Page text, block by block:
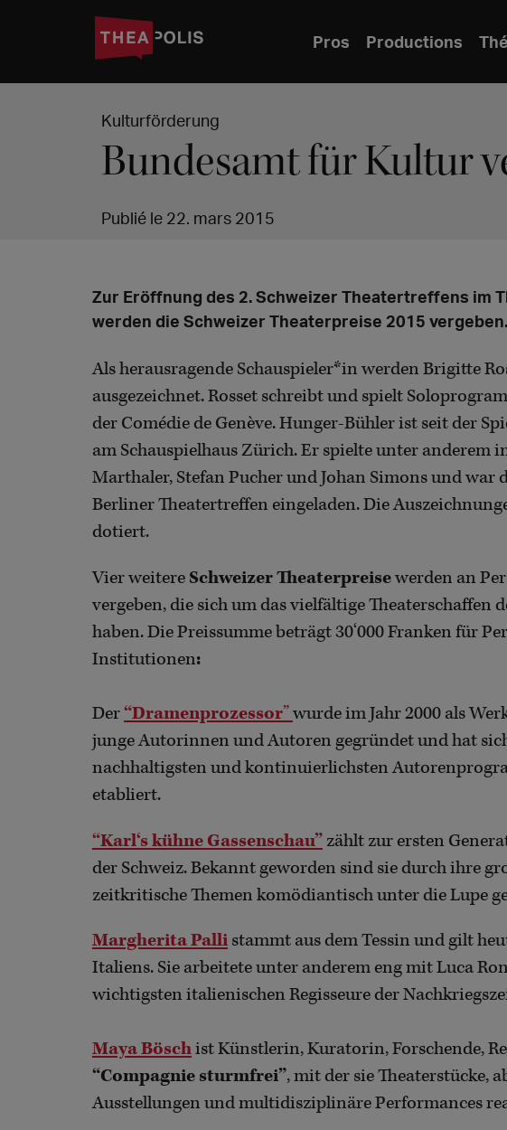
Pros Productions
Kulturförderung
Bundesamt für Kultur
Publié le 22. mars 2015
Zur Eröffnung des 2. Schweizer Theatertreffens im
werden die Schweizer Theaterpreise 2015 vergeben.
Als herausragende Schauspieler*in werden Brigitte
ausgezeichnet. Rosset schreibt und spielt
der Comédie de Genève. Hunger-Bühler ist seit der
am Schauspielhaus Zürich. Er spielte unter anderem
Marthaler, Stefan Pucher und Johan Simons und
Berliner Theatertreffen eingeladen. Die
dotiert.
Vier weitere Schweizer Theaterpreisewerden an
vergeben, die sich um das vielfältige Theaterschaffen
haben. Die Preissumme beträgt 30‘000 Franken für
Institutionen:
Der“Dramenprozessor”wurde im Jahr 2000 als
junge Autorinnen und Autoren gegründet und hat
nachhaltigsten und kontinuierlichsten
etabliert.
“Karl‘s kühne Gassenschau” zählt zur ersten
der Schweiz. Bekannt geworden sind sie durch ihre
zeitkritische Themen komödiantisch unter die Lupe
Margherita Palli stammt aus dem Tessin und gilt
Italiens. Sie arbeitete unter anderem eng mit Luca
wichtigsten italienischen Regisseure der
Maya Böschist Künstlerin, Kuratorin, Forschende,
“Compagnie sturmfrei”, mit der sie Theaterstücke,
Ausstellungen und multidisziplinäre Performances